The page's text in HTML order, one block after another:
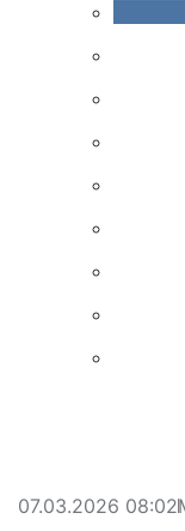
07.03.2026 08:02